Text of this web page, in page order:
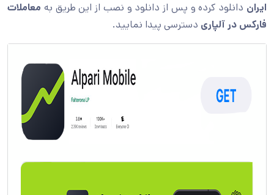
ایران دانلود کرده و پس از دانلود و نصب از این طریق به معاملات
فارکس در آلپاری دسترسی پیدا نمایید.